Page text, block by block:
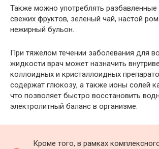
Также можно употреблять разбавленные
свежих фруктов, зеленый чай, настой
нежирный бульон.
При тяжелом течении заболевания для
жидкости врач может назначить
коллоидных и кристаллоидных
содержат глюкозу, а также ионы солей
что позволяет быстро восстановить
электролитный баланс в организме.
Кроме того, в рамках